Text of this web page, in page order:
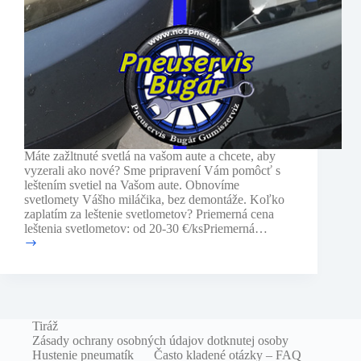
Máte zažltnuté svetlá na vašom aute a chcete, aby
vyzerali ako nové? Sme pripravení Vám pomôcť s
leštením svetiel na Vašom aute. Obnovíme
svetlomety Vášho miláčika, bez demontáže. Koľko
zaplatím za leštenie svetlometov? Priemerná cena
leštenia svetlometov: od 20-30 €/ksPriemerná…
Leštenie
Tiráž
Zásady ochrany osobných údajov dotknutej osoby
Hustenie pneumatík
Často kladené otázky – FAQ